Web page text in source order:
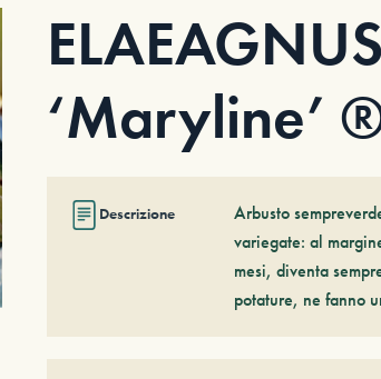
‘Maryline’
Descrizione
Arbusto
variegate: al
mesi, diventa
potature, ne fanno